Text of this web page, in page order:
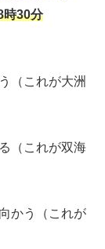
時30分
（これが大洲
（これが双海
かう（これが